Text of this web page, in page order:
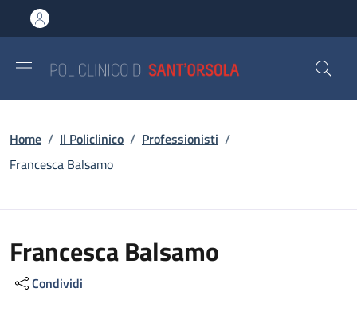
al contenuto principale
to footer content
Briciole di pane
Home / Il Policlinico / Professionisti /
Francesca Balsamo
Francesca Balsamo
Condividi